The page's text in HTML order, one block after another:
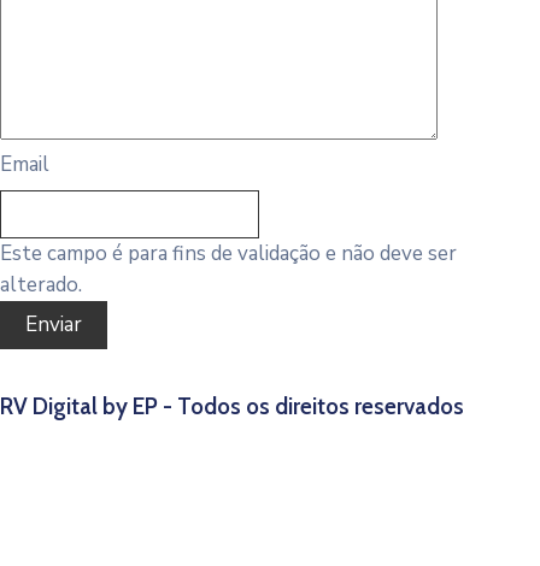
Email
Este campo é para fins de validação e não deve ser
alterado.
RV Digital by EP - Todos os direitos reservados